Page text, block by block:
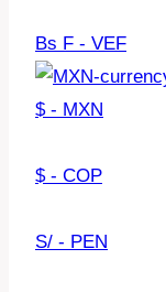
Bs F - VEF
$ - MXN
$ - COP
S/ - PEN